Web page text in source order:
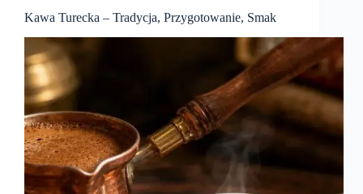
Kawa Turecka – Tradycja, Przygotowanie, Smak